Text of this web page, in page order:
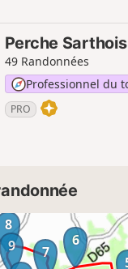
Perche Sarthois
49 Randonnées
Professionnel du
PRO
6
7
8
9